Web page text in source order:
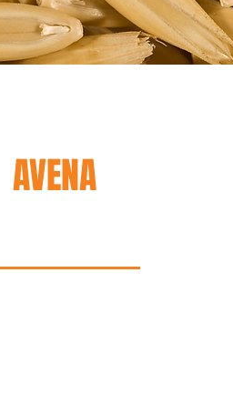
AVENA